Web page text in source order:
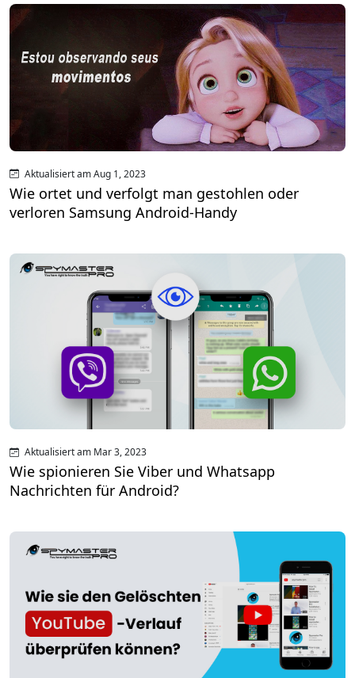
Aktualisiert am Aug 1, 2023
Wie ortet und verfolgt man gestohlen oder
verloren Samsung Android-Handy
Aktualisiert am Mar 3, 2023
Wie spionieren Sie Viber und Whatsapp
Nachrichten für Android?